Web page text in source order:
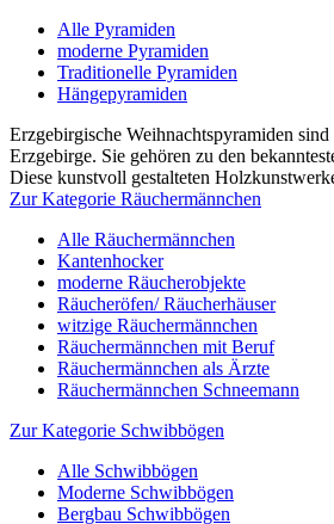
Alle Pyramiden
moderne Pyramiden
Traditionelle Pyramiden
Hängepyramiden
Erzgebirgische Weihnachtspyramiden
Erzgebirge. Sie gehören zu den
Diese kunstvoll gestalteten
Zur Kategorie Räuchermännchen
Alle Räuchermännchen
Kantenhocker
moderne Räucherobjekte
Räucheröfen/ Räucherhäuser
witzige Räuchermännchen
Räuchermännchen mit Beruf
Räuchermännchen als Ärzte
Räuchermännchen Schneemann
Zur Kategorie Schwibbögen
Alle Schwibbögen
Moderne Schwibbögen
Bergbau Schwibbögen